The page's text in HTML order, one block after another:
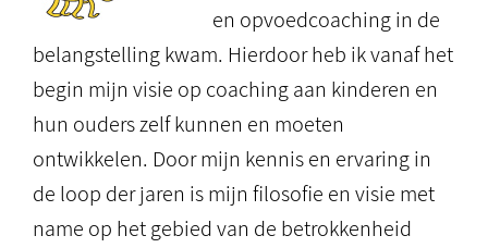
en opvoedcoaching in de
belangstelling kwam. Hierdoor heb ik vanaf het
begin mijn visie op coaching aan kinderen en
hun ouders zelf kunnen en moeten
ontwikkelen. Door mijn kennis en ervaring in
de loop der jaren is mijn filosofie en visie met
name op het gebied van de betrokkenheid